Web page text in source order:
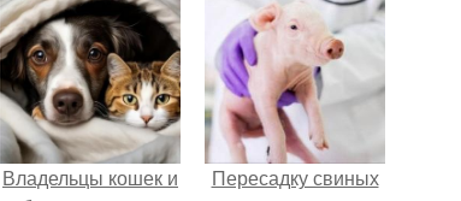
Владельцы кошек и
Пересадку свиных